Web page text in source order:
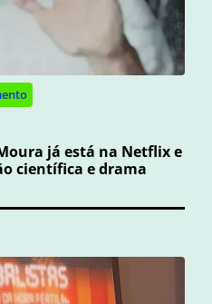
já está na Netflix e
científica e drama